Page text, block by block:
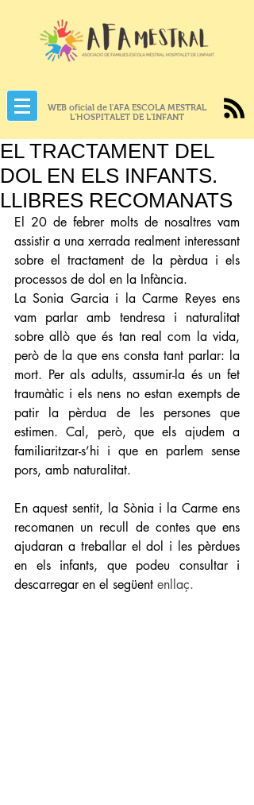
WEB oficial de l'AFA ESCOLA MESTRAL
L'HOSPITALET DE L'INFANT
EL TRACTAMENT DEL
DOL EN ELS INFANTS.
LLIBRES RECOMANATS
El 20 de febrer molts de nosaltres vam
assistir a una xerrada realment interessant
sobre el tractament de la pèrdua i els
processos de dol en la Infància.
La Sonia Garcia i la Carme Reyes ens
vam parlar amb tendresa i naturalitat
sobre allò que és tan real com la vida,
però de la que ens consta tant parlar: la
mort. Per als adults, assumir-la és un fet
traumàtic i els nens no estan exempts de
patir la pèrdua de les persones que
estimen. Cal, però, que els ajudem a
familiaritzar-s’hi i que en parlem sense
pors, amb naturalitat.
En aquest sentit, la Sònia i la Carme ens
recomanen un recull de contes que ens
ajudaran a treballar el dol i les pèrdues
en els infants, que podeu consultar i
descarregar en el següent enllaç.